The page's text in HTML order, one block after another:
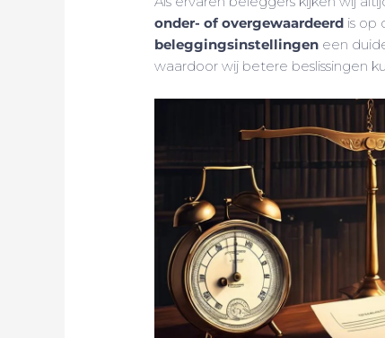
onder- of overgewaardeerd is op
beleggingsinstellingen een
waardoor wij betere beslissingen